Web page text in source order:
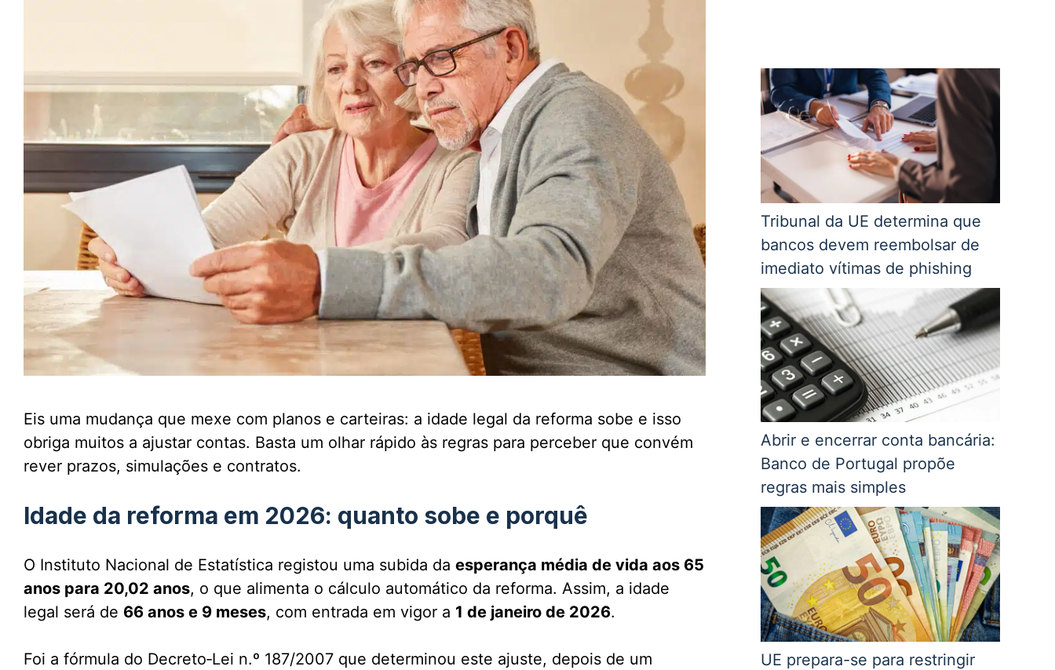
Eis uma mudança que mexe com planos e carteiras: a idade legal da reforma sobe e isso
obriga muitos a ajustar contas. Basta um olhar rápido às regras para perceber que convém
rever prazos, simulações e contratos.
Idade da reforma em 2026: quanto sobe e porquê
O Instituto Nacional de Estatística registou uma subida da esperança média de vida aos 65
anos para 20,02 anos, o que alimenta o cálculo automático da reforma. Assim, a idade
legal será de 66 anos e 9 meses, com entrada em vigor a 1 de janeiro de 2026.
Foi a fórmula do Decreto‑Lei n.º 187/2007 que determinou este ajuste, depois de um
Tribunal da UE determina que
bancos devem reembolsar de
imediato vítimas de phishing
Abrir e encerrar conta bancária:
Banco de Portugal propõe
regras mais simples
UE prepara-se para restringir